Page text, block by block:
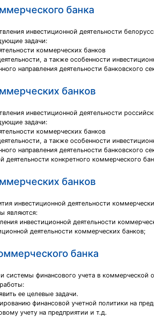
банка
инвестиционной деятельности
задачи:
коммерческих банков
а также особенности
направления деятельности банковского
банков
инвестиционной деятельности
задачи:
коммерческих банков
а также особенности
направления деятельности банковского
деятельности конкретного коммерческого
банков
инвестиционной деятельности
являются:
инвестиционной деятельности
деятельности коммерческих банков;
банка
финансового учета в коммерческой
ее целевые задачи.
финансовой учетной политики на
учету на предприятии и т.д.